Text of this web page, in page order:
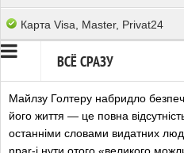
Карта Visa, Master, Privat24
ВСЁ СРАЗУ
Майлзу Голтеру набридло
його життя — це повна
останніми словами видатних